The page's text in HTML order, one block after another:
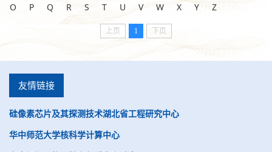
O
P Q R S T U V W X Y Z
上页 1 下页
友情链接
硅像素芯片及其探测技术湖北省工程研究中心
华中师范大学核科学计算中心